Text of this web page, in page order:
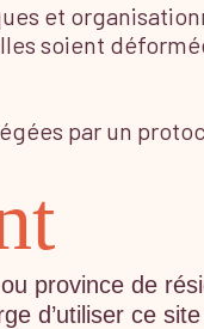
et
soient
par un
province de
d’utiliser ce